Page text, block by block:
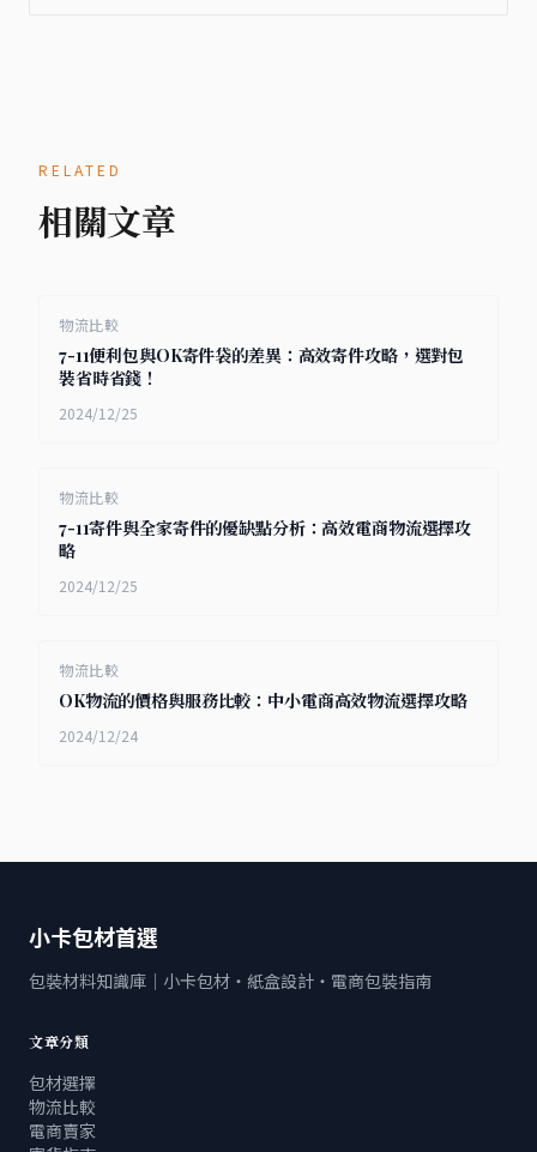
RELATED
相關文章
物流比較
7-11便利包與OK寄件袋的差異：高效寄件攻略，選對包
裝省時省錢！
2024/12/25
物流比較
7-11寄件與全家寄件的優缺點分析：高效電商物流選擇攻
略
2024/12/25
物流比較
OK物流的價格與服務比較：中小電商高效物流選擇攻略
2024/12/24
小卡包材首選
包裝材料知識庫｜小卡包材・紙盒設計・電商包裝指南
文章分類
包材選擇
物流比較
電商賣家